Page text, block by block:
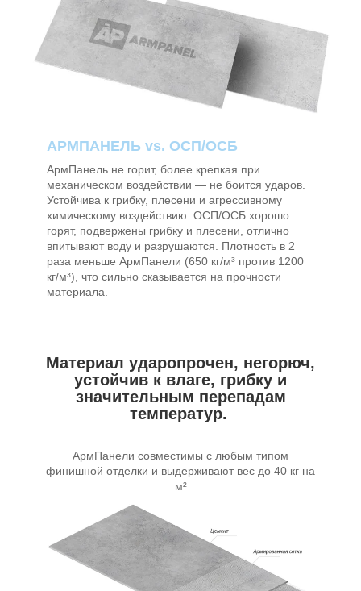
АРМПАНЕЛЬ vs. ОСП/ОСБ
АрмПанель не горит, более крепкая при
механическом воздействии — не боится ударов.
Устойчива к грибку, плесени и агрессивному
химическому воздействию. ОСП/ОСБ хорошо
горят, подвержены грибку и плесени, отлично
впитывают воду и разрушаются. Плотность в 2
раза меньше АрмПанели (650 кг/м³ против 1200
кг/м³), что сильно сказывается на прочности
материала.
Материал ударопрочен, негорюч,
устойчив к влаге, грибку и
значительным перепадам
температур.
АрмПанели совместимы с любым типом
финишной отделки и выдерживают вес до 40 кг на
м²